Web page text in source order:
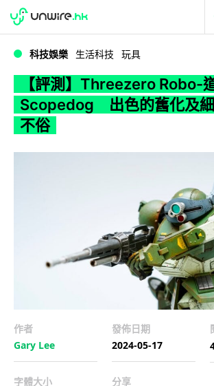
WWDC 2026
科技娛樂 生活科技 玩具
【評測】Threezero Robo-
Scopedog 出色的舊化及
不俗
作者
Gary Lee
發佈日期
2024-05-17
字體大小 分享